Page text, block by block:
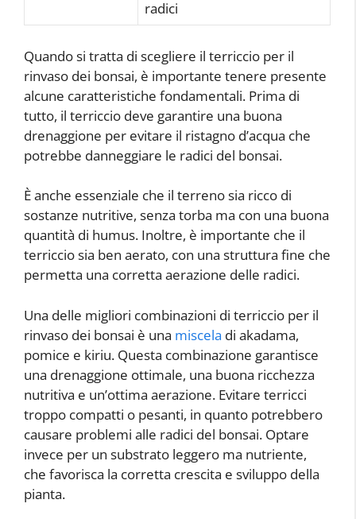
radici
Quando si tratta di scegliere il terriccio per il
rinvaso dei bonsai, è importante tenere presente
alcune caratteristiche fondamentali. Prima di
tutto, il terriccio deve garantire una buona
drenaggione per evitare il ristagno d’acqua che
potrebbe danneggiare le radici del bonsai.
È anche essenziale che il terreno sia ricco di
sostanze nutritive, senza torba ma con una buona
quantità di humus. Inoltre, è importante che il
terriccio sia ben aerato, con una struttura fine che
permetta una corretta aerazione delle radici.
Una delle migliori combinazioni di terriccio per il
rinvaso dei bonsai è una miscela di akadama,
pomice e kiriu. Questa combinazione garantisce
una drenaggione ottimale, una buona ricchezza
nutritiva e un’ottima aerazione. Evitare terricci
troppo compatti o pesanti, in quanto potrebbero
causare problemi alle radici del bonsai. Optare
invece per un substrato leggero ma nutriente,
che favorisca la corretta crescita e sviluppo della
pianta.